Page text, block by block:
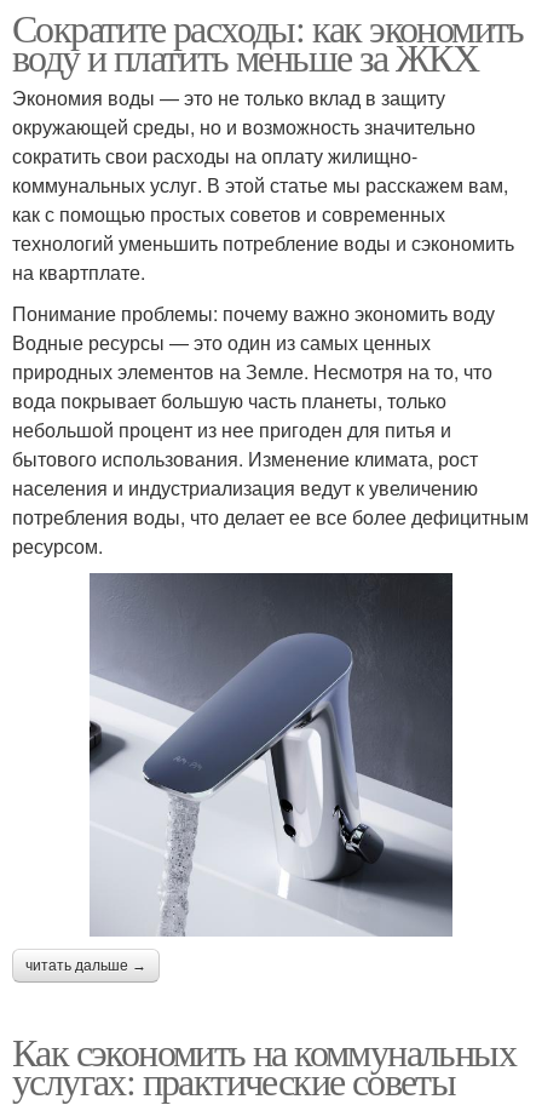
Сократите расходы: как экономить
воду и платить меньше за ЖКХ
Экономия воды — это не только вклад в защиту
окружающей среды, но и возможность значительно
сократить свои расходы на оплату жилищно-
коммунальных услуг. В этой статье мы расскажем вам,
как с помощью простых советов и современных
технологий уменьшить потребление воды и сэкономить
на квартплате.
Понимание проблемы: почему важно экономить воду
Водные ресурсы — это один из самых ценных
природных элементов на Земле. Несмотря на то, что
вода покрывает большую часть планеты, только
небольшой процент из нее пригоден для питья и
бытового использования. Изменение климата, рост
населения и индустриализация ведут к увеличению
потребления воды, что делает ее все более дефицитным
ресурсом.
читать дальше →
Как сэкономить на коммунальных
услугах: практические советы